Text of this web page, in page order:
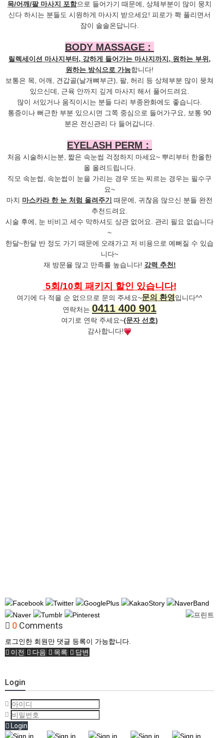
목/어깨/팔 마사지 포함으로 들어가기 때문에, 상체부분이 많이 뭉치
신다 하시는 분들도 시원하게 마사지 받으세요! 피로가 쫙 풀리면서
잠이 솔솔온답니다.
BODY MASSAGE :
릴렉세이션 마사지부터, 강하게 들어가는 마사지까지, 원하는 부위,
원하는 방식으로 가능합니다!
보통은 목, 어깨, 견갑골(날개뼈부근), 팔, 허리 등 상체부분 많이 뭉쳐
있으신데, 근육 안까지 깊게 마사지 해서 풀어드려요.
많이 서있거나 움직이시는 분들 다리 부종완화에도 좋습니다.
통증이나 뻐근한 부분 있으시면 그쪽 중심으로 들어가구요, 보통 90
분은 전신관리 다 들어갑니다.
EYELASH PERM :
처음 시술하시는분, 짧은 속눈썹 걱정하지 마세요~ 뿌리부터 한올한
올 올려드립니다.
직모 속눈썹, 속눈썹이 눈을 가리는 경우 또는 찌르는 경우는 필수구
요~
마치 마스카라 한 눈 처럼 올려주기
때문에, 귀찮음 많으신 분들 완전
추천드려요.
시술 후에, 눈 비비고 세수 막하셔도 상관 없어요. 관리 필요 없습니다
~
한달~한달 반 정도 가기 때문에 오래가고 저 비용으로 예뻐질 수 있습
니다~
재 방문율 많고 만족률 높습니다! 강력 추천!
5회/10회 패키지 할인 있습니다!
여기에 다 적을 순 없으므로 문의 주세요~문의 환영입니다^^
연락처는 0411 400 901
여기로 연락 주세요~(문자 선호)
감사합니다!
0 Comments
로그인한 회원만 댓글 등록이 가능합니다.
이전
다음 목록 답변
Login
Login